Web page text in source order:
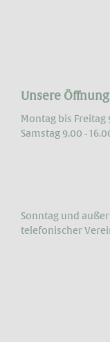
Unsere
Montag bis Freitag
Samstag 9.00 -
Sonntag und
telefonischer